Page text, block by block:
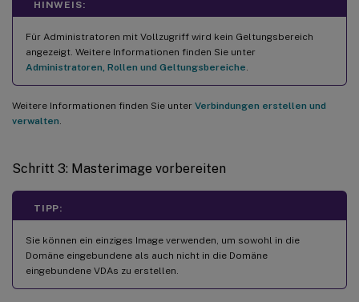
HINWEIS:
Für Administratoren mit Vollzugriff wird kein Geltungsbereich
angezeigt. Weitere Informationen finden Sie unter
Administratoren, Rollen und Geltungsbereiche.
Weitere Informationen finden Sie unter Verbindungen erstellen und
verwalten.
Schritt 3: Masterimage vorbereiten
TIPP:
Sie können ein einziges Image verwenden, um sowohl in die
Domäne eingebundene als auch nicht in die Domäne
eingebundene VDAs zu erstellen.